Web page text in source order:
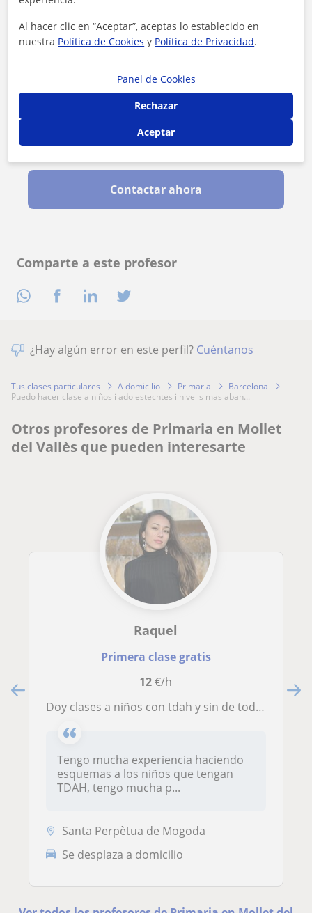
Comparte a este profesor
Al hacer clic, aceptas nuestroaviso legaly deprivacidad
Contactar ahora
¿Hay algún error en este perfil? Cuéntanos
Tus clases particulares A domicilio Primaria
Barcelona
puedo hacer clase a niños i adolestecntes i nivells mas aban...
Otros profesores de Primaria en Mollet
del Vallès que pueden interesarte
Raquel
Primera clase gratis
12€/h
Doy clases a niños con tdah y sin de todas las materias
Tengo mucha experiencia haciendo
esquemas a los niños que tengan
TDAH, tengo mucha p...
Santa Perpètua de Mogoda
Se desplaza a domicilio
Al hacer clic en “Aceptar”, aceptas lo establecido en
nuestra Política de Cookies y Política de Privacidad.
Panel de Cookies
Rechazar
Aceptar